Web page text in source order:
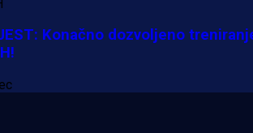
Konačno dozvoljeno